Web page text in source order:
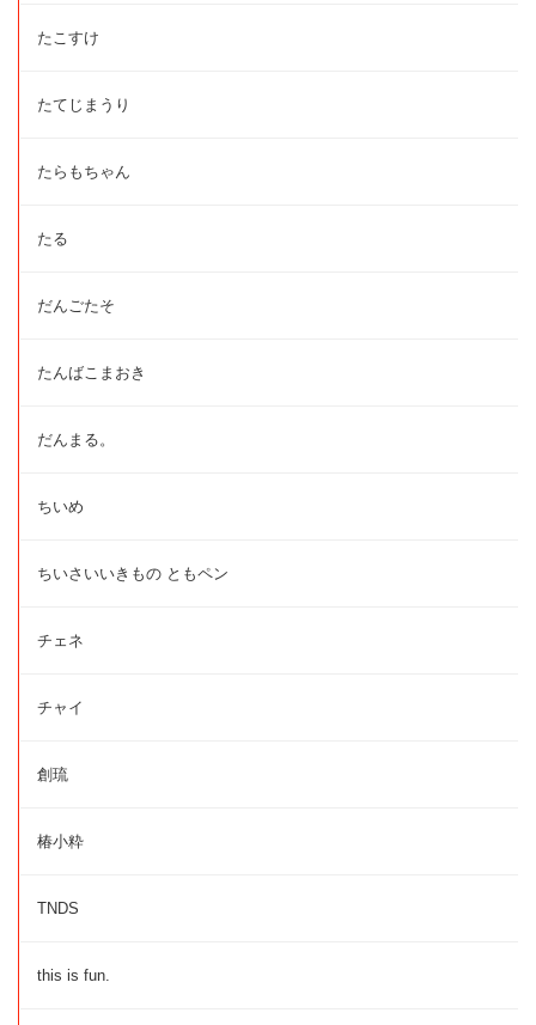
たこすけ
たてじまうり
たらもちゃん
たる
だんごたそ
たんばこまおき
だんまる。
ちいめ
ちいさいいきもの ともペン
チェネ
チャイ
創琉
椿小粋
TNDS
this is fun.